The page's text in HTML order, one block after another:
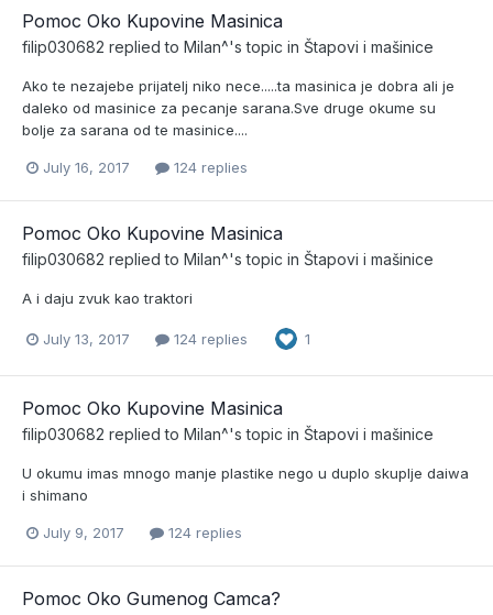
Pomoc Oko Kupovine Masinica
filip030682 replied to Milan^'s topic in Štapovi i mašinice
Ako te nezajebe prijatelj niko nece.....ta masinica je dobra ali je
daleko od masinice za pecanje sarana.Sve druge okume su
bolje za sarana od te masinice....
July 16, 2017 124 replies
Pomoc Oko Kupovine Masinica
filip030682 replied to Milan^'s topic in Štapovi i mašinice
A i daju zvuk kao traktori
July 13, 2017 124 replies 1
Pomoc Oko Kupovine Masinica
filip030682 replied to Milan^'s topic in Štapovi i mašinice
U okumu imas mnogo manje plastike nego u duplo skuplje daiwa
i shimano
July 9, 2017 124 replies
Pomoc Oko Gumenog Camca?